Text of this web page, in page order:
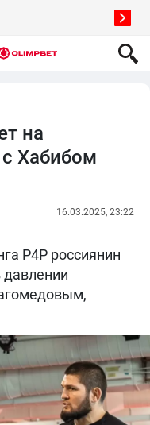
на
Хабибом
16.03.2025, 23:22
P4P россиянин